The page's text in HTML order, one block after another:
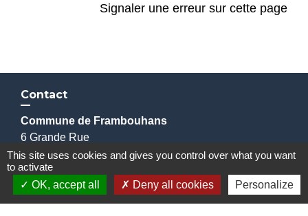
Signaler une erreur sur cette page
Contact
Commune de Frambouhans
6 Grande Rue
25140 Frambouhans - FRANCE
+33 3 81 68 60 63
Contact par formulaire
This site uses cookies and gives you control over what you want
to activate
OK, accept all
Deny all cookies Personalize